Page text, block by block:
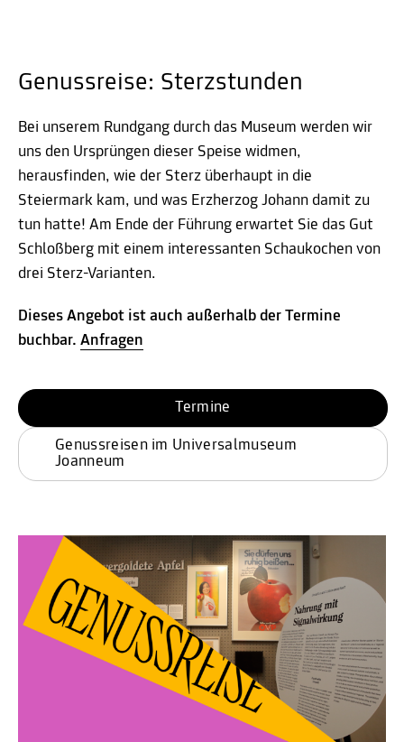
Genussreise: Sterzstunden
Bei unserem Rundgang durch das Museum werden wir
uns den Ursprüngen dieser Speise widmen,
herausfinden, wie der Sterz überhaupt in die
Steiermark kam, und was Erzherzog Johann damit zu
tun hatte! Am Ende der Führung erwartet Sie das Gut
Schloßberg mit einem interessanten Schaukochen von
drei Sterz-Varianten.
Dieses Angebot ist auch außerhalb der Termine
buchbar. Anfragen
Termine
Genussreisen im Universalmuseum
Joanneum